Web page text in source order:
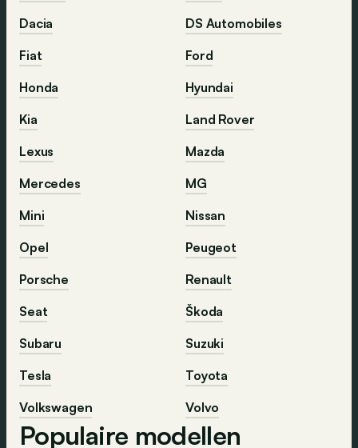
Dacia
DS Automobiles
Fiat
Ford
Honda
Hyundai
Kia
Land Rover
Lexus
Mazda
Mercedes
MG
Mini
Nissan
Opel
Peugeot
Porsche
Renault
Seat
Škoda
Subaru
Suzuki
Tesla
Toyota
Volkswagen
Volvo
Populaire modellen